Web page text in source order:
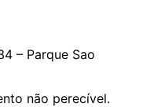
– Parque Sao
não perecível.